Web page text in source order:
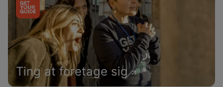
Ting at foretage sig